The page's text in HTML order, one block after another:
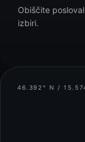
Obiščite
izbiri.
46.392° N /